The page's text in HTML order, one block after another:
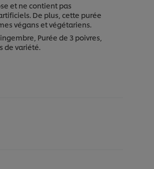
et ne contient pas
De plus, cette purée
végans et végétariens.
Purée de 3 poivres,
de variété.